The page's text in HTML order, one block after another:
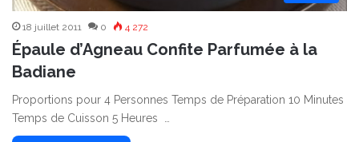
18 juillet 2011 0 4 272
Épaule d’Agneau Confite Parfumée à la
Badiane
Proportions pour 4 Personnes Temps de Préparation 10 Minutes
Temps de Cuisson 5 Heures …